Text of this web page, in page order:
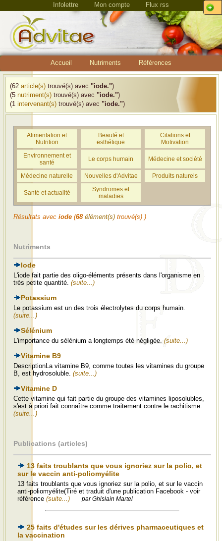
Infolettre Mon compte Flux rss
Accueil Nutriments Références
(62 article(s) trouvé(s) avec "iode.")
(5 nutriment(s) trouvé(s) avec "iode.")
(1 intervenant(s) trouvé(s) avec "iode.")
Alimentation et
Nutrition
Beauté et
esthétique
Citations et
Motivation
Environnement et
santé
Le corps humain Médecine et société
Médecine naturelle Nouvelles d'Advitae Produits naturels
Santé et actualité
Syndromes et
maladies
Résultats avec iode (68 élément(s) trouvé(s) )
Nutriments
Iode
L'iode fait partie des oligo-éléments présents dans l'organisme en
très petite quantité. (suite...)
Potassium
Le potassium est un des trois électrolytes du corps humain.
(suite...)
Sélénium
L'importance du sélénium a longtemps été négligée. (suite...)
Vitamine B9
DescriptionLa vitamine B9, comme toutes les vitamines du groupe
B, est hydrosoluble. (suite...)
Vitamine D
Cette vitamine qui fait partie du groupe des vitamines liposolubles,
s'est à priori fait connaître comme traitement contre le rachitisme.
(suite...)
Publications (articles)
13 faits troublants que vous ignoriez sur la polio, et
sur le vaccin anti-poliomyélite
13 faits troublants que vous ignoriez sur la polio, et sur le vaccin
anti-poliomyélite(Tiré et traduit d'une publication Facebook - voir
référence (suite...) par Ghislain Martel
25 faits d'études sur les dérives pharmaceutiques et
la vaccination